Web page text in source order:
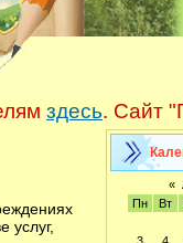
здесь. Сайт
услуг,
«
Пн
Вт